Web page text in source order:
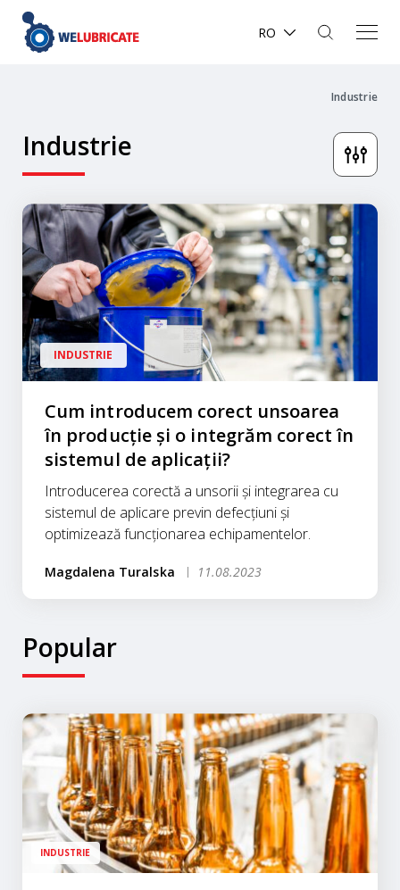
RO
Industrie
Industrie
INDUSTRIE
Cum introducem corect unsoarea
în producție și o integrăm corect în
sistemul de aplicații?
Introducerea corectă a unsorii și integrarea cu
sistemul de aplicare previn defecțiuni și
optimizează funcționarea echipamentelor.
Magdalena Turalska 11.08.2023
Popular
INDUSTRIE